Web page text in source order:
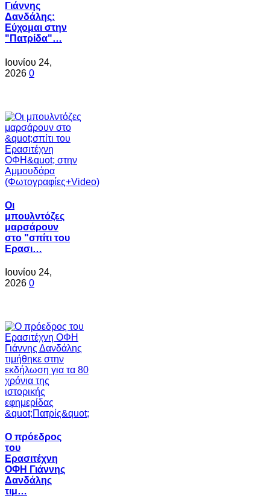
Γιάννης
Δανδάλης:
Εύχομαι στην
"Πατρίδα"…
Ιουνίου 24,
2026 0
Oι
μπουλντόζες
μαρσάρουν
στο "σπίτι του
Ερασι…
Ιουνίου 24,
2026 0
Ο πρόεδρος
του
Ερασιτέχνη
ΟΦΗ Γιάννης
Δανδάλης
τιμ…